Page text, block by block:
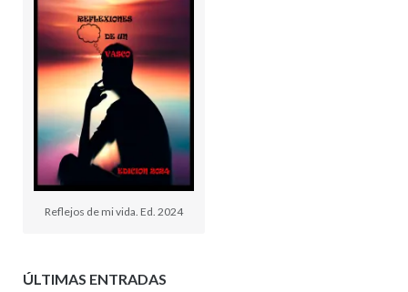
Reflejos de mi vida. Ed. 2024
ÚLTIMAS ENTRADAS